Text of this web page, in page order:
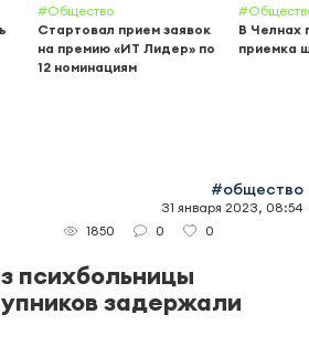
#Общество
Стартовал прием заявок
на премию «ИТ Лидер» по
12 номинациям
В Челнах
приемка
#общество
31 января 2023, 08:54
1850
0 0
психбольницы
задержали